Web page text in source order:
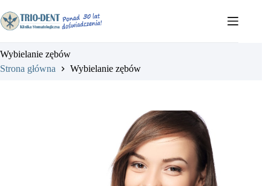
do
treści
Wybielanie zębów
Strona główna
Wybielanie zębów